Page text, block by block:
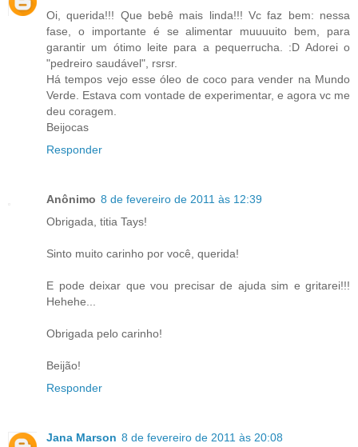
Oi, querida!!! Que bebê mais linda!!! Vc faz bem: nessa
fase, o importante é se alimentar muuuuito bem, para
garantir um ótimo leite para a pequerrucha. :D Adorei o
"pedreiro saudável", rsrsr.
Há tempos vejo esse óleo de coco para vender na Mundo
Verde. Estava com vontade de experimentar, e agora vc me
deu coragem.
Beijocas
Responder
Anônimo 8 de fevereiro de 2011 às 12:39
Obrigada, titia Tays!
Sinto muito carinho por você, querida!
E pode deixar que vou precisar de ajuda sim e gritarei!!!
Hehehe...
Obrigada pelo carinho!
Beijão!
Responder
Jana Marson 8 de fevereiro de 2011 às 20:08